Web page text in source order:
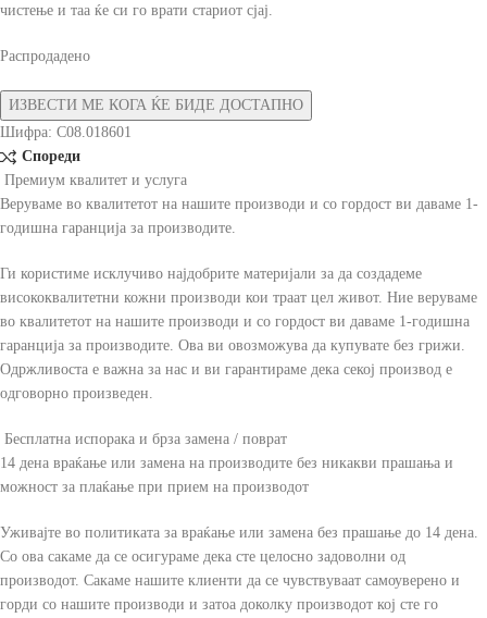
чистење и таа ќе си го врати стариот сјај.
Распродадено
Шифра: C08.018601
Спореди
Премиум квалитет и услуга
Веруваме во квалитетот на нашите производи и со гордост ви даваме 1-
годишна гаранција за производите.
Ги користиме исклучиво најдобрите материјали за да создадеме
висококвалитетни кожни производи кои траат цел живот. Ние веруваме
во квалитетот на нашите производи и со гордост ви даваме 1-годишна
гаранција за производите. Ова ви овозможува да купувате без грижи.
Одржливоста е важна за нас и ви гарантираме дека секој производ е
одговорно произведен.
Бесплатна испорака и брза замена / поврат
14 дена враќање или замена на производите без никакви прашања и
можност за плаќање при прием на производот
Уживајте во политиката за враќање или замена без прашање до 14 дена.
Со ова сакаме да се осигураме дека сте целосно задоволни од
производот. Сакаме нашите клиенти да се чувствуваат самоуверено и
горди со нашите производи и затоа доколку производот кој сте го